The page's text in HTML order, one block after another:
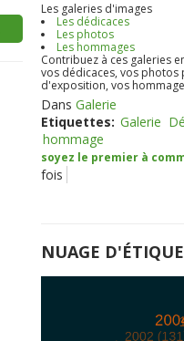
Les galeries d'images
Les dédicaces
Les photos
Les hommages
Contribuez à ces galeries
vos dédicaces, vos photos
d'exposition, vos
Dans Galerie
Etiquettes: Galerie
hommage
soyez le premier à
fois
NUAGE